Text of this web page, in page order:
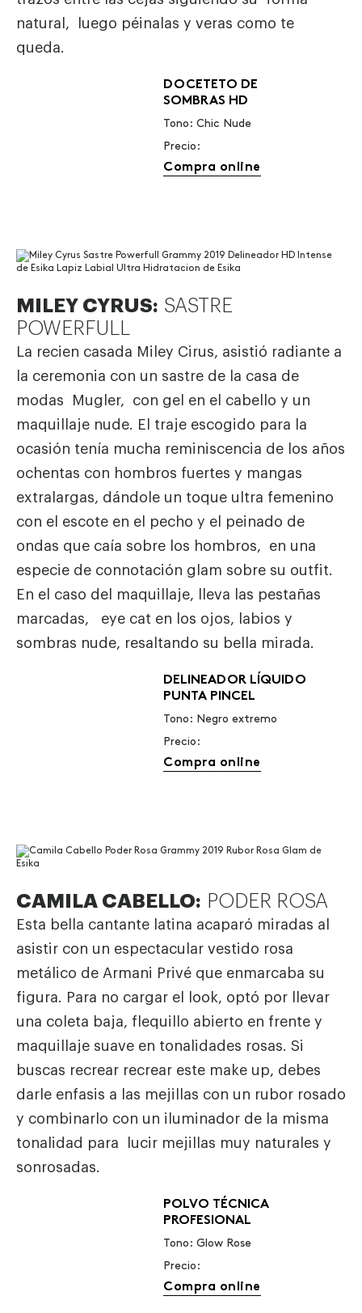
natural, luego péinalas y veras como te
queda.
DOCETETO DE
SOMBRAS HD
Tono: Chic Nude
Precio:
Compra online
MILEY CYRUS: SASTRE
POWERFULL
La recien casada Miley Cirus, asistió radiante a
la ceremonia con un sastre de la casa de
modas Mugler, con gel en el cabello y un
maquillaje nude. El traje escogido para la
ocasión tenía mucha reminiscencia de los años
ochentas con hombros fuertes y mangas
extralargas, dándole un toque ultra femenino
con el escote en el pecho y el peinado de
ondas que caía sobre los hombros, en una
especie de connotación glam sobre su outfit.
En el caso del maquillaje, lleva las pestañas
marcadas, eye cat en los ojos, labios y
sombras nude, resaltando su bella mirada.
DELINEADOR LÍQUIDO
PUNTA PINCEL
Tono: Negro extremo
Precio:
Compra online
CAMILA CABELLO: PODER ROSA
Esta bella cantante latina acaparó miradas al
asistir con un espectacular vestido rosa
metálico de Armani Privé que enmarcaba su
figura. Para no cargar el look, optó por llevar
una coleta baja, flequillo abierto en frente y
maquillaje suave en tonalidades rosas. Si
buscas recrear recrear este make up, debes
darle enfasis a las mejillas con un rubor rosado
y combinarlo con un iluminador de la misma
tonalidad para lucir mejillas muy naturales y
sonrosadas.
POLVO TÉCNICA
PROFESIONAL
Tono: Glow Rose
Precio:
Compra online